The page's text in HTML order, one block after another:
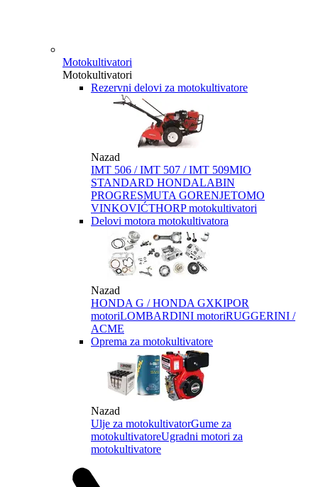
Motokultivatori
Motokultivatori
Rezervni delovi za motokultivatore
Nazad
IMT 506 / IMT 507 / IMT 509MIO
STANDARD HONDALABIN
PROGRESMUTA GORENJETOMO
VINKOVIĆTHORP motokultivatori
Delovi motora motokultivatora
Nazad
HONDA G / HONDA GXKIPOR
motoriLOMBARDINI motoriRUGGERINI /
ACME
Oprema za motokultivatore
Nazad
Ulje za motokultivatorGume za
motokultivatoreUgradni motori za
motokultivatore